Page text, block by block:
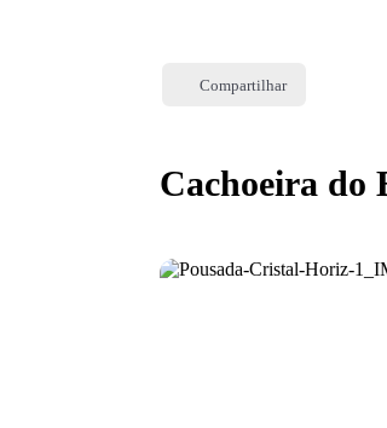
Compartilhar
Cachoeira do